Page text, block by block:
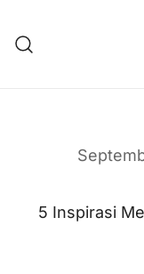
5 Inspirasi